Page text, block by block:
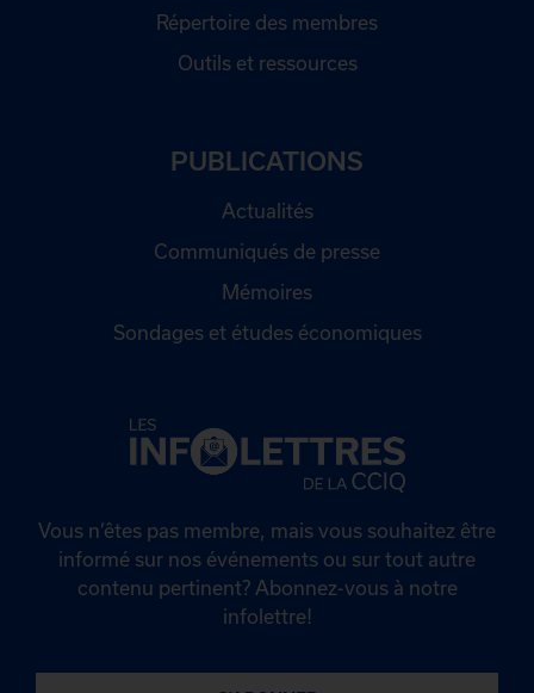
Répertoire des membres
Outils et ressources
PUBLICATIONS
Actualités
Communiqués de presse
Mémoires
Sondages et études économiques
Vous n’êtes pas membre, mais vous souhaitez être
informé sur nos événements ou sur tout autre
contenu pertinent? Abonnez-vous à notre
infolettre!